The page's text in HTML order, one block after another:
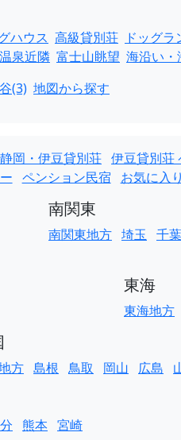
ハウス 高級貸別荘 ドッグラ
温泉近隣 富士山眺望 海沿い・
(3) 地図から探す
静岡・伊豆貸別荘 伊豆貸別荘
ペンション民宿 お気に入り
南関東
南関東地方 埼玉 千葉
東海
東海地方
方 島根 鳥取 岡山 広島
熊本 宮崎